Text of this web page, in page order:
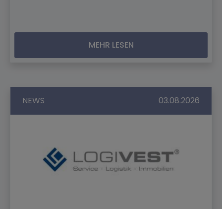
MEHR LESEN
NEWS 03.08.2026